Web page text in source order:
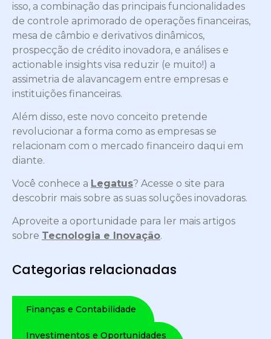
isso, a combinação das principais funcionalidades
de controle aprimorado de operações financeiras,
mesa de câmbio e derivativos dinâmicos,
prospecção de crédito inovadora, e análises e
actionable insights visa reduzir (e muito!) a
assimetria de alavancagem entre empresas e
instituições financeiras.
Além disso, este novo conceito pretende
revolucionar a forma como as empresas se
relacionam com o mercado financeiro daqui em
diante.
Você conhece a Legatus? Acesse o site para
descobrir mais sobre as suas soluções inovadoras.
Aproveite a oportunidade para ler mais artigos
sobre Tecnologia e Inovação.
Categorias relacionadas
Finanças e Contabilidade
Investimentos e Oportunidades